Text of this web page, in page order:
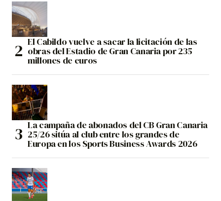
El Cabildo vuelve a sacar la licitación de las
obras del Estadio de Gran Canaria por 235
millones de euros
La campaña de abonados del CB Gran Canaria
25/26 sitúa al club entre los grandes de
Europa en los Sports Business Awards 2026